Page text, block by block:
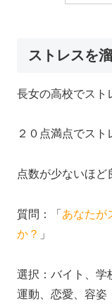
ストレスを
長女の高校でスト
２０点満点でスト
点数が少ないほど
質問：「 あなたが
か？ 」
選択：バイト、学
運動、恋愛、容姿